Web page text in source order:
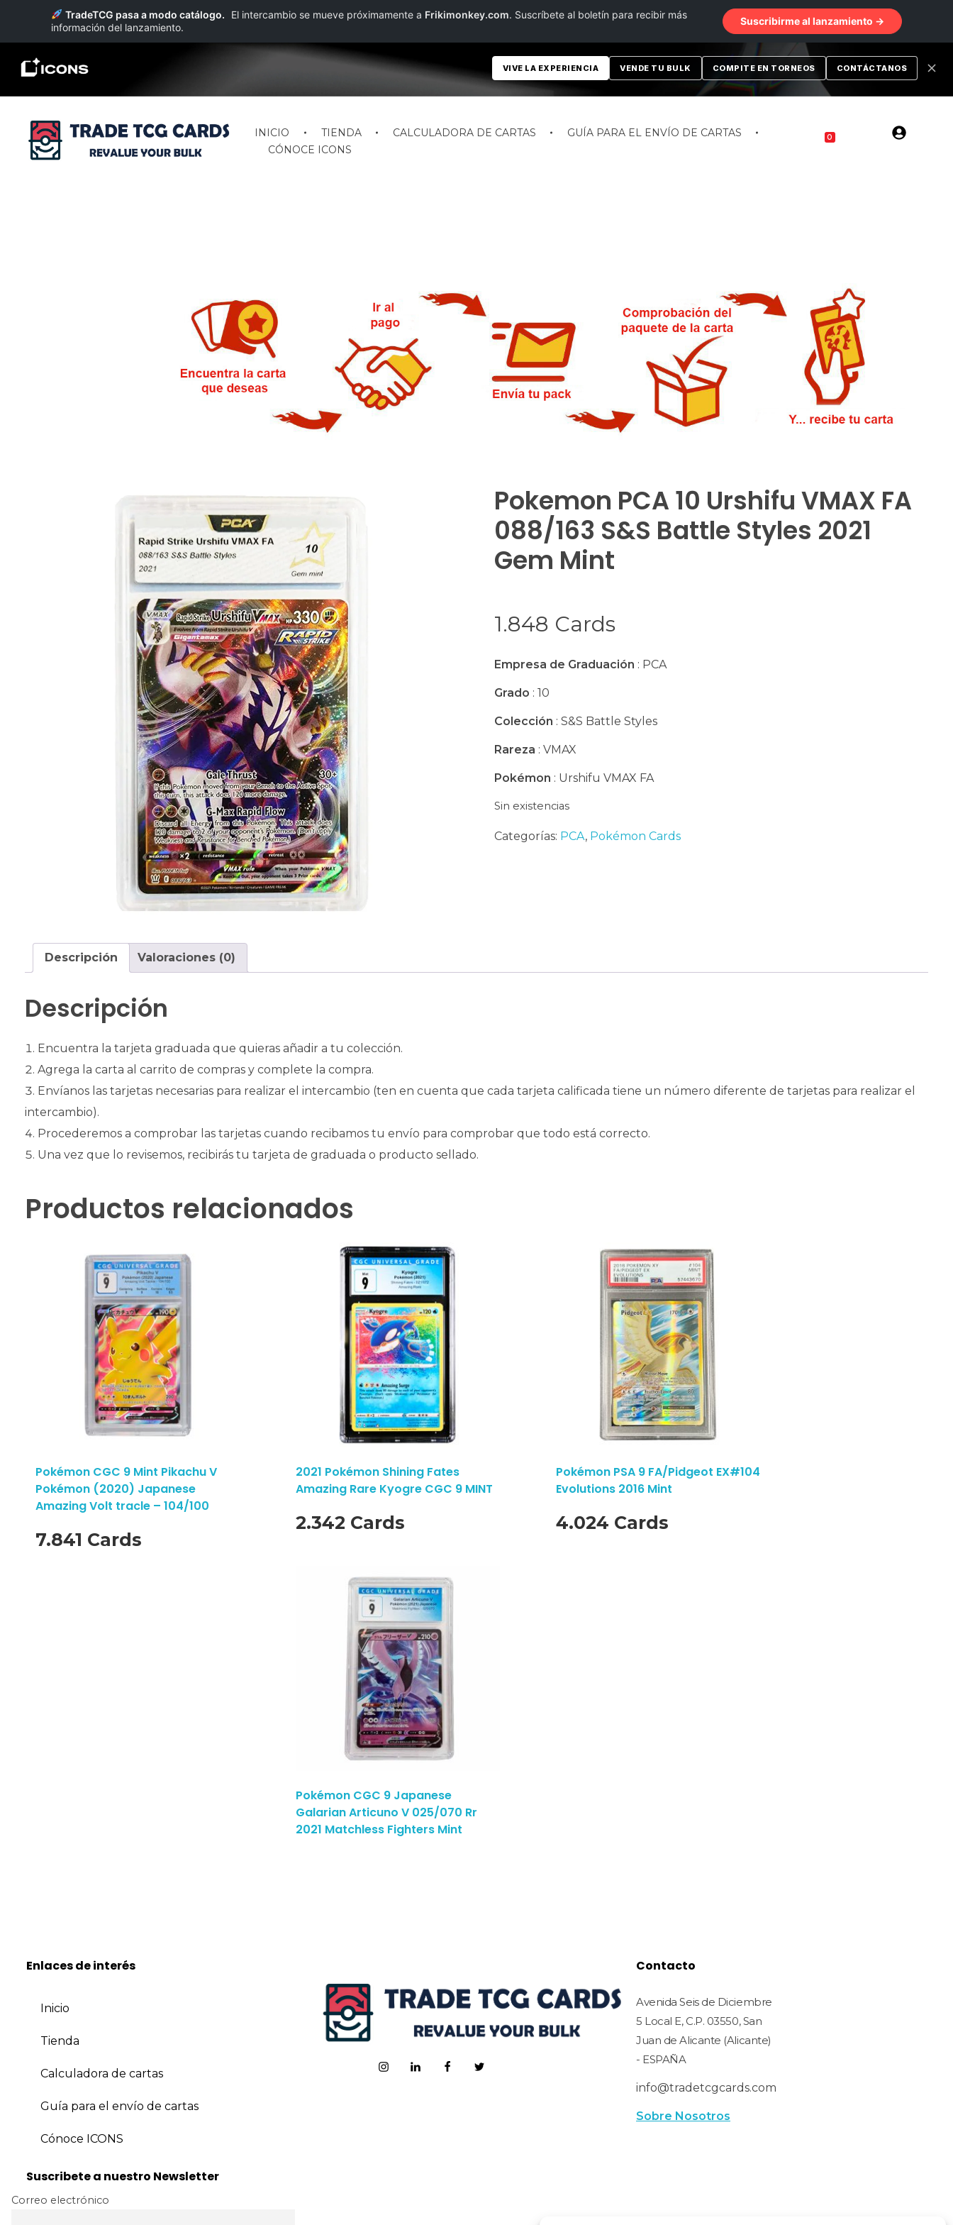
INICIO TIENDA CALCULADORA DE CARTAS
GUÍA PARA EL ENVÍO DE CARTAS
CÓNOCE ICONS
0
TradeTCG pasa a modo catálogo. El intercambio se mueve próximamente a Frikimonkey.com. Suscríbete al boletín para recibir más
información del lanzamiento.
Suscribirme al lanzamiento →
VIVE LA EXPERIENCIA VENDE TU BULK COMPITE EN TORNEOS CONTÁCTANOS
Pokemon PCA 10 Urshifu VMAX FA
088/163 S&S Battle Styles 2021
Gem Mint
1.848 Cards
Empresa de Graduación : PCA
Grado : 10
Colección : S&S Battle Styles
Rareza : VMAX
Pokémon : Urshifu VMAX FA
Sin existencias
Categorías: PCA, Pokémon Cards
Descripción Valoraciones (0)
Descripción
Encuentra la tarjeta graduada que quieras añadir a tu colección.
Agrega la carta al carrito de compras y complete la compra.
Envíanos las tarjetas necesarias para realizar el intercambio (ten en cuenta que cada tarjeta calificada tiene un número diferente de tarjetas para realizar el
intercambio).
Procederemos a comprobar las tarjetas cuando recibamos tu envío para comprobar que todo está correcto.
Una vez que lo revisemos, recibirás tu tarjeta de graduada o producto sellado.
Productos relacionados
Pokémon CGC 9 Mint Pikachu V
Pokémon (2020) Japanese
Amazing Volt tracle – 104/100
7.841 Cards
2021 Pokémon Shining Fates
Amazing Rare Kyogre CGC 9 MINT
2.342 Cards
Pokémon PSA 9 FA/Pidgeot EX#104
Evolutions 2016 Mint
4.024 Cards
Pokémon CGC 9 Japanese
Galarian Articuno V 025/070 Rr
2021 Matchless Fighters Mint
Enlaces de interés
Inicio
Tienda
Calculadora de cartas
Guía para el envío de cartas
Cónoce ICONS
Suscribete a nuestro Newsletter
Correo electrónico
Contacto
Avenida Seis de Diciembre
5 Local E, C.P. 03550, San
Juan de Alicante (Alicante)
- ESPAÑA
info@tradetcgcards.com
Sobre Nosotros